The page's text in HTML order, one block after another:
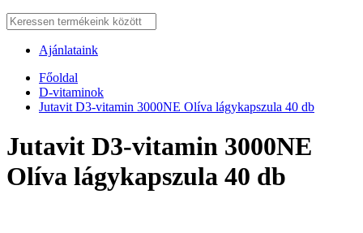
Ajánlataink
Főoldal
D-vitaminok
Jutavit D3-vitamin 3000NE Olíva lágykapszula 40 db
Jutavit D3-vitamin 3000NE
Olíva lágykapszula 40 db